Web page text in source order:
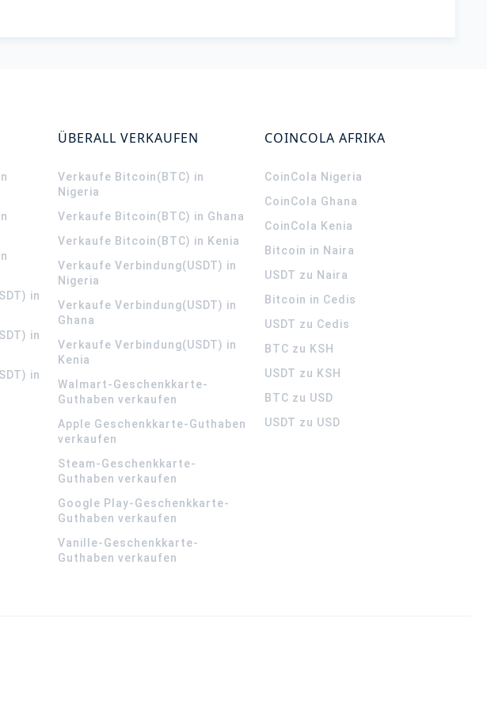
in
in
in
ÜBERALL VERKAUFEN
Verkaufe Bitcoin(BTC) in
Nigeria
Verkaufe Bitcoin(BTC) in Ghana
Verkaufe Bitcoin(BTC) in Kenia
Verkaufe Verbindung(USDT) in
Nigeria
Verkaufe Verbindung(USDT) in
Ghana
Verkaufe Verbindung(USDT) in
Kenia
Walmart-Geschenkkarte-
Guthaben verkaufen
Apple Geschenkkarte-Guthaben
verkaufen
Steam-Geschenkkarte-
Guthaben verkaufen
Google Play-Geschenkkarte-
Guthaben verkaufen
Vanille-Geschenkkarte-
Guthaben verkaufen
COINCOLA AFRIKA
CoinCola Nigeria
CoinCola Ghana
CoinCola Kenia
Bitcoin in Naira
USDT zu Naira
Bitcoin in Cedis
USDT zu Cedis
BTC zu KSH
USDT zu KSH
BTC zu USD
USDT zu USD